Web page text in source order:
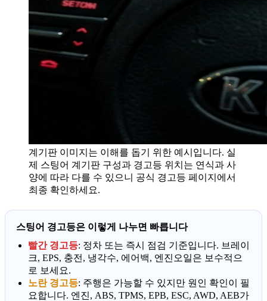
계기판 이미지는 이해를 돕기 위한 예시입니다. 실
제 스팅어 계기판 구성과 경고등 위치는 연식과 사
양에 따라 다를 수 있으니 공식 경고등 페이지에서
최종 확인하세요.
스팅어 경고등은 이렇게 나누면 빠릅니다
빨간 경고등: 정차 또는 즉시 점검 기준입니다. 브레이
크, EPS, 충전, 냉각수, 에어백, 엔진오일은 보수적으
로 보세요.
노란 경고등: 주행은 가능할 수 있지만 원인 확인이 필
요합니다. 엔진, ABS, TPMS, EPB, ESC, AWD, AEB가